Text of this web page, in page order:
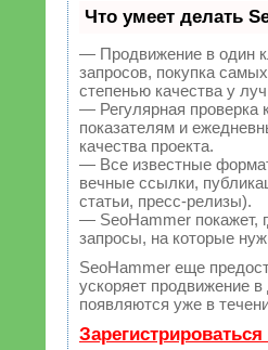
Что умеет делать
— Продвижение в один
запросов, покупка
степенью качества у
— Регулярная проверка
показателям и
качества проекта.
— Все известные
вечные ссылки,
статьи, пресс-релизы).
— SeoHammer покажет,
запросы, на которые
SeoHammer еще
ускоряет продвижение
появляются уже в